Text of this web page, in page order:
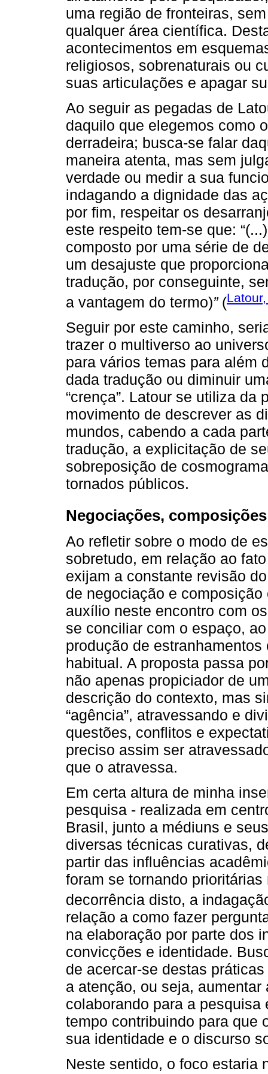
uma região de fronteiras,
qualquer área científica.
acontecimentos em
religiosos, sobrenaturais ou
suas articulações e apagar
Ao seguir as pegadas de
daquilo que elegemos como
derradeira; busca-se falar
maneira atenta, mas sem
verdade ou medir a sua
indagando a dignidade das
por fim, respeitar os
este respeito tem-se que:
composto por uma série de
um desajuste que
tradução, por conseguinte,
a vantagem do termo)”(
Seguir por este caminho,
trazer o multiverso ao
para vários temas para além
dada tradução ou diminuir
“crença”. Latour se utiliza
movimento de descrever as
mundos, cabendo a cada
tradução, a explicitação de
sobreposição de
tornados públicos.
Negociações,
Ao refletir sobre o modo de
sobretudo, em relação ao
exijam a constante revisão
de negociação e
auxílio neste encontro com
se conciliar com o espaço,
produção de
habitual. A proposta passa
não apenas propiciador de
descrição do contexto, mas
“agência”, atravessando e
questões, conflitos e
preciso assim ser
que o atravessa.
Em certa altura de minha
pesquisa - realizada em
Brasil, junto a médiuns e
diversas técnicas curativas,
partir das influências
foram se tornando
decorrência disto, a
relação a como fazer
na elaboração por parte dos
convicções e identidade.
de acercar-se destas
a atenção, ou seja,
colaborando para a
tempo contribuindo para que
sua identidade e o discurso
Neste sentido, o foco estaria